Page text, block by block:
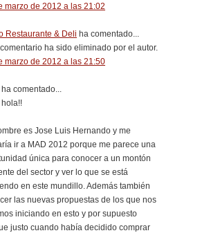
marzo de 2012 a las 21:02
Restaurante & Deli ha comentado...
ha sido eliminado por el autor.
marzo de 2012 a las 21:50
comentado...
es Jose Luis Hernando y me
ir a MAD 2012 porque me parece una
única para conocer a un montón
del sector y ver lo que se está
en este mundillo. Además también
las nuevas propuestas de los que nos
iniciando en esto y por supuesto
justo cuando había decidido comprar